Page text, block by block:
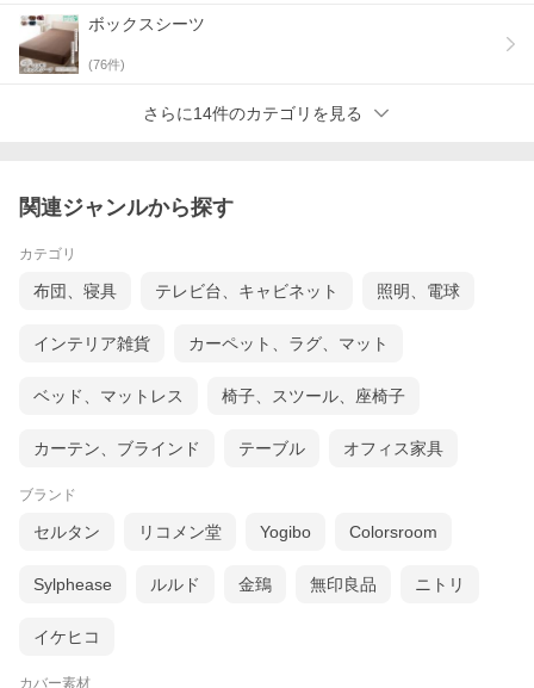
ボックスシーツ
(76件)
さらに14件のカテゴリを見る
関連ジャンルから探す
カテゴリ
布団、寝具 テレビ台、キャビネット 照明、電球
インテリア雑貨 カーペット、ラグ、マット
ベッド、マットレス 椅子、スツール、座椅子
カーテン、ブラインド テーブル オフィス家具
ブランド
セルタン リコメン堂 Yogibo Colorsroom
Sylphease ルルド 金鵄 無印良品 ニトリ
イケヒコ
カバー素材